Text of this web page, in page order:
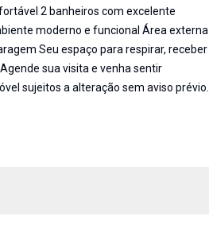
2 banheiros com excelente
moderno e funcional Área externa
Seu espaço para respirar, receber
sua visita e venha sentir
sujeitos a alteração sem aviso prévio.